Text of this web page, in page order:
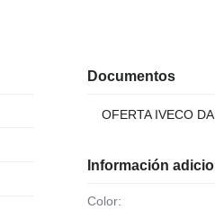
Documentos
OFERTA IVECO
Información
Color: